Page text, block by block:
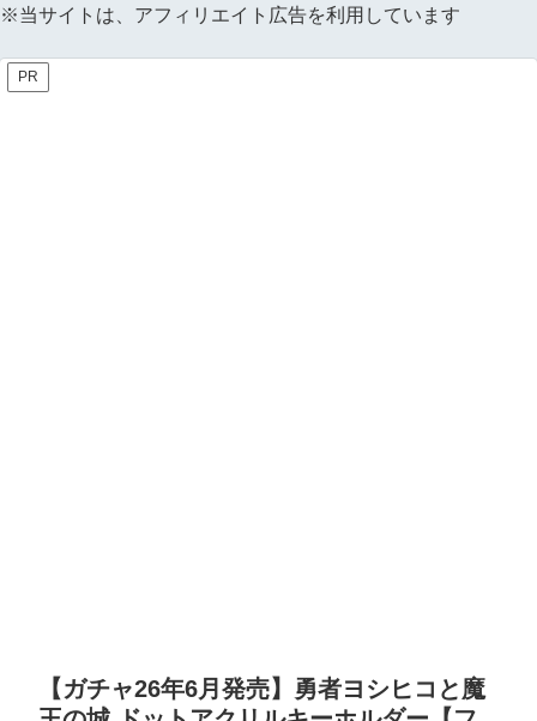
※当サイトは、アフィリエイト広告を利用しています
PR
【ガチャ26年6月発売】勇者ヨシヒコと魔